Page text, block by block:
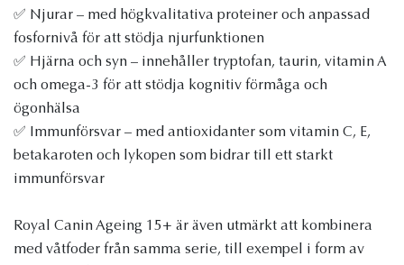
✅ Njurar – med högkvalitativa proteiner och anpassad
fosfornivå för att stödja njurfunktionen
✅ Hjärna och syn – innehåller tryptofan, taurin, vitamin A
och omega-3 för att stödja kognitiv förmåga och
ögonhälsa
✅ Immunförsvar – med antioxidanter som vitamin C, E,
betakaroten och lykopen som bidrar till ett starkt
immunförsvar
Royal Canin Ageing 15+ är även utmärkt att kombinera
med våtfoder från samma serie, till exempel i form av